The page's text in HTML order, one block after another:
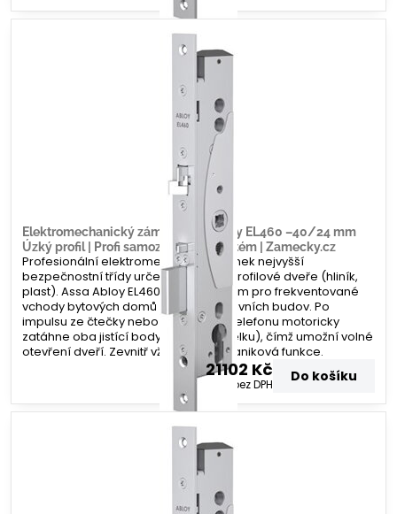
Elektromechanický zámek Assa Abloy EL460 –40/24 mm
Úzký profil | Profi samozamykací systém | Zamecky.cz
Profesionální elektromechanický zámek nejvyšší
bezpečnostní třídy určený pro úzké profilové dveře (hliník,
plast). Assa Abloy EL460 je standardem pro frekventované
vchody bytových domů a administrativních budov. Po
impulsu ze čtečky nebo domovního telefonu motoricky
zatáhne oba jistící body (závoru i střelku), čímž umožní volné
otevření dveří. Zevnitř vždy funguje paniková funkce.
21102 Kč
bez DPH Do košíku